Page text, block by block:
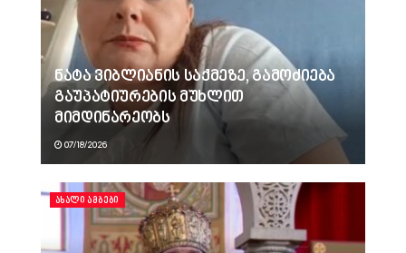
ნატა ვიბლიანის საქმეზე, გამოძიება
გაუპატიურების მუხლით
მიმდინარეობს
07/18/2026
ᲐᲮᲐᲚᲘ ᲐᲛᲑᲔᲑᲘ